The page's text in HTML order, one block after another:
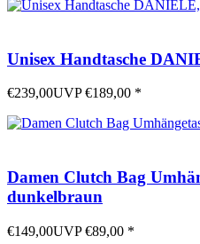
Unisex Handtasche
€239,00UVP€189,00 *
Damen Clutch Bag
dunkelbraun
€149,00UVP€89,00 *